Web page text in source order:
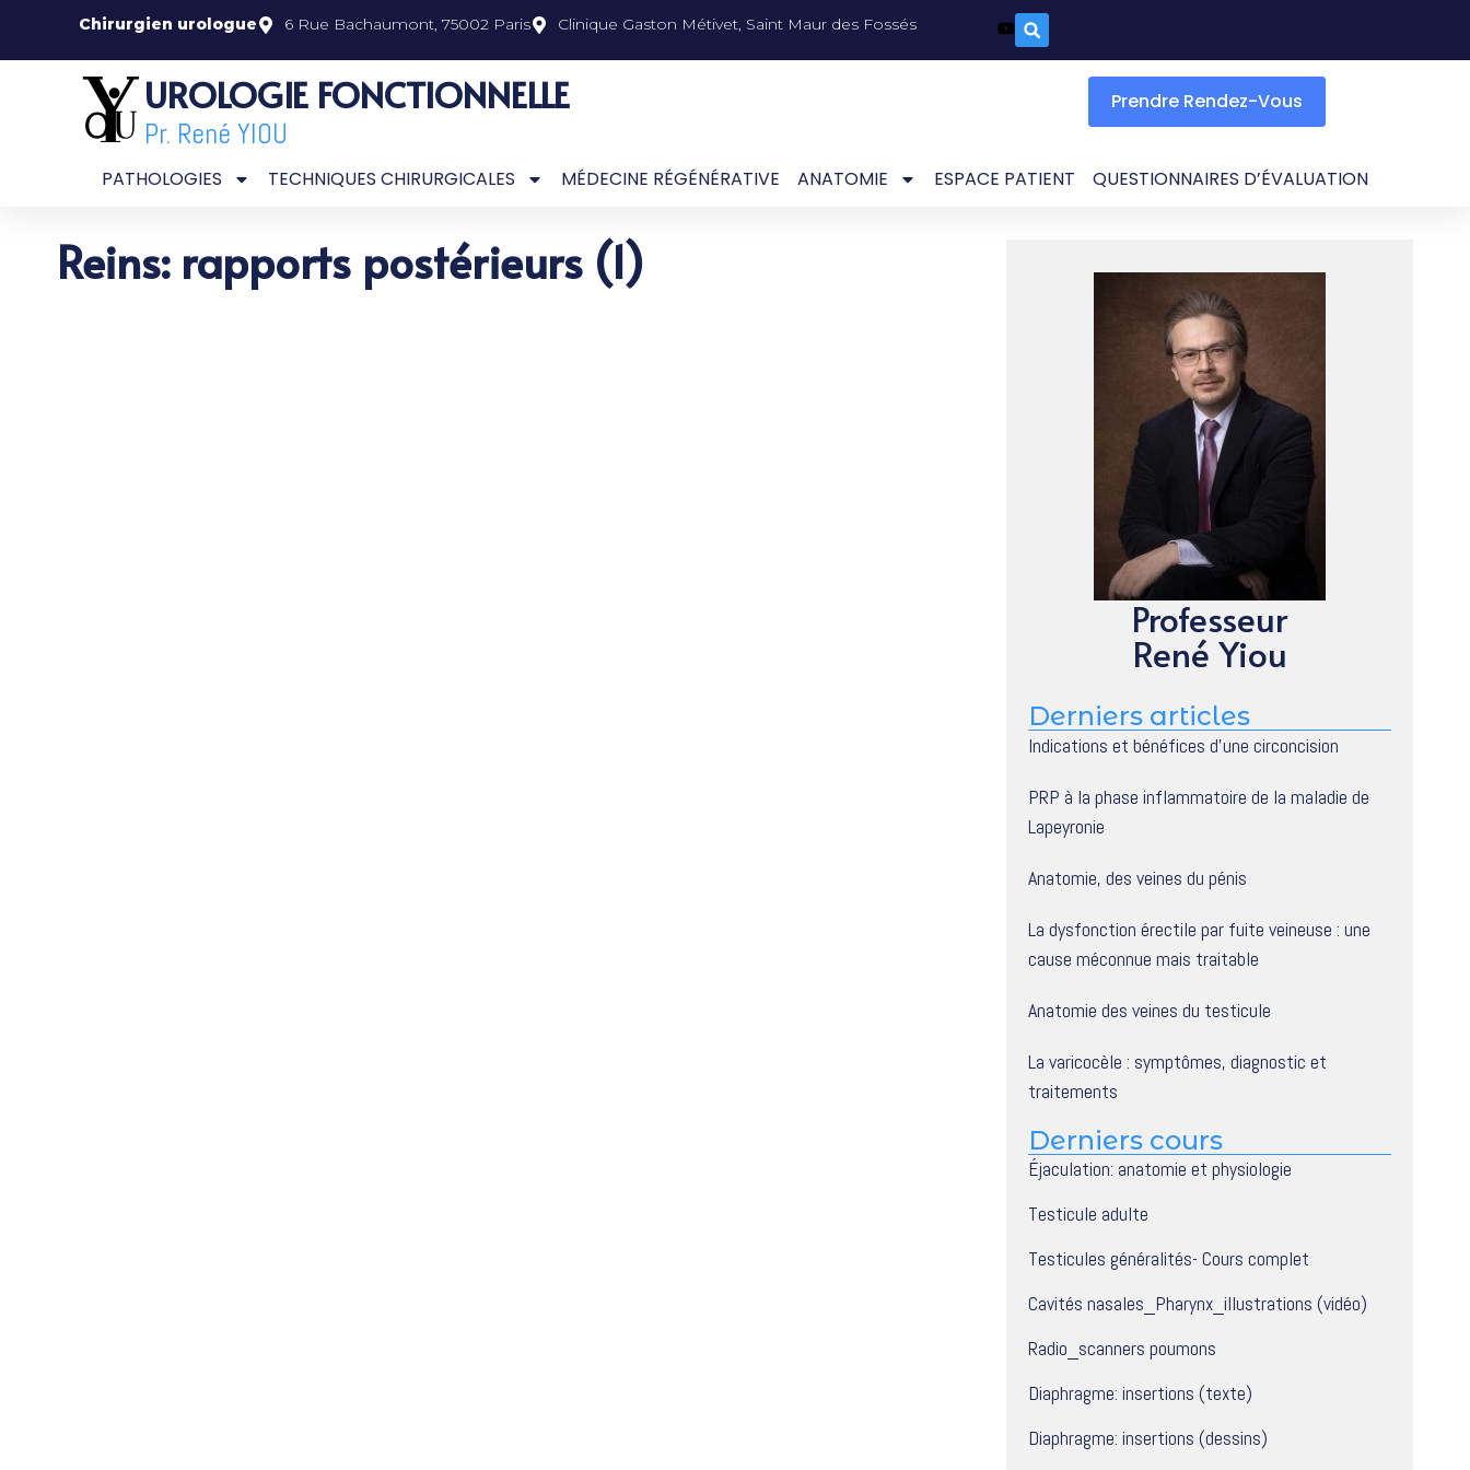
Chirurgien urologue 6 Rue Bachaumont, 75002 Paris Clinique Gaston Métivet, Saint Maur des Fossés
UROLOGIE FONCTIONNELLE
Pr. René YIOU
Prendre Rendez-Vous
PATHOLOGIES TECHNIQUES CHIRURGICALES MÉDECINE RÉGÉNÉRATIVE ANATOMIE ESPACE PATIENT QUESTIONNAIRES D’ÉVALUATION
Reins: rapports postérieurs (1)
Professeur
René Yiou
Derniers articles
Indications et bénéfices d’une circoncision
PRP à la phase inflammatoire de la maladie de
Lapeyronie
Anatomie, des veines du pénis
La dysfonction érectile par fuite veineuse : une
cause méconnue mais traitable
Anatomie des veines du testicule
La varicocèle : symptômes, diagnostic et
traitements
Derniers cours
Éjaculation: anatomie et physiologie
Testicule adulte
Testicules généralités- Cours complet
Cavités nasales_Pharynx_illustrations (vidéo)
Radio_scanners poumons
Diaphragme: insertions (texte)
Diaphragme: insertions (dessins)